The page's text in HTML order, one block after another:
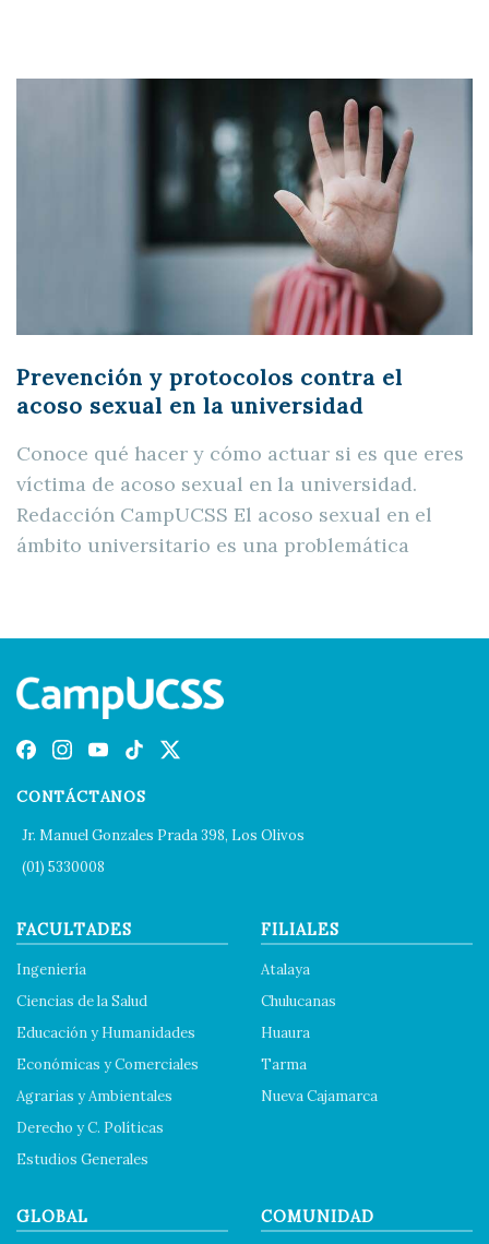
Prevención y protocolos contra el
acoso sexual en la universidad
Conoce qué hacer y cómo actuar si es que eres
víctima de acoso sexual en la universidad.
Redacción CampUCSS El acoso sexual en el
ámbito universitario es una problemática
CONTÁCTANOS
Jr. Manuel Gonzales Prada 398, Los Olivos
(01) 5330008
FACULTADES
Ingeniería
Ciencias de la Salud
Educación y Humanidades
Económicas y Comerciales
Agrarias y Ambientales
Derecho y C. Políticas
Estudios Generales
FILIALES
Atalaya
Chulucanas
Huaura
Tarma
Nueva Cajamarca
GLOBAL COMUNIDAD